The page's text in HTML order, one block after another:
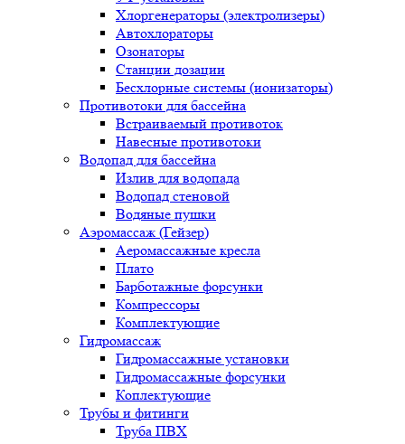
Хлоргенераторы (электролизеры)
Автохлораторы
Озонаторы
Станции дозации
Бесхлорные системы (ионизаторы)
Противотоки для бассейна
Встраиваемый противоток
Навесные противотоки
Водопад для бассейна
Излив для водопада
Водопад стеновой
Водяные пушки
Аэромассаж (Гейзер)
Аеромассажные кресла
Плато
Барботажные форсунки
Компрессоры
Комплектующие
Гидромассаж
Гидромассажные установки
Гидромассажные форсунки
Коплектующие
Трубы и фитинги
Труба ПВХ